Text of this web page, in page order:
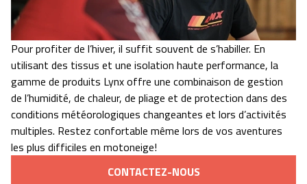
Pour profiter de l’hiver, il suffit souvent de s’habiller. En
utilisant des tissus et une isolation haute performance, la
gamme de produits Lynx offre une combinaison de gestion
de l’humidité, de chaleur, de pliage et de protection dans des
conditions météorologiques changeantes et lors d’activités
multiples. Restez confortable même lors de vos aventures
les plus difficiles en motoneige!
CONTACTEZ-NOUS